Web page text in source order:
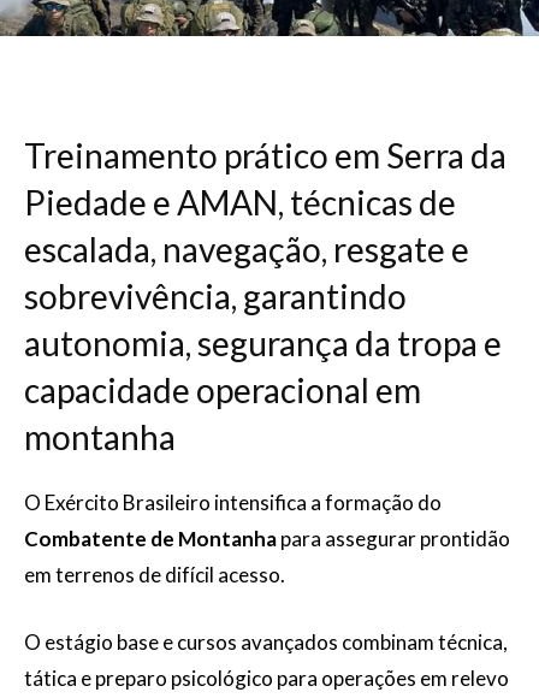
Treinamento prático em Serra da
Piedade e AMAN, técnicas de
escalada, navegação, resgate e
sobrevivência, garantindo
autonomia, segurança da tropa e
capacidade operacional em
montanha
O Exército Brasileiro intensifica a formação do
Combatente de Montanhapara assegurar prontidão
em terrenos de difícil acesso.
O estágio base e cursos avançados combinam técnica,
tática e preparo psicológico para operações em relevo